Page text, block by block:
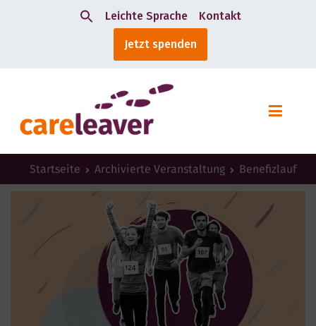
Leichte Sprache Kontakt
Jetzt spenden
Startseite Archivierte Veranstaltung Benefizlauf